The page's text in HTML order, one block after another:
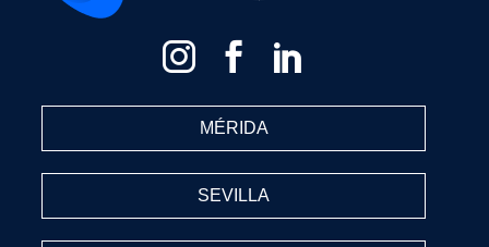
MÉRIDA
SEVILLA